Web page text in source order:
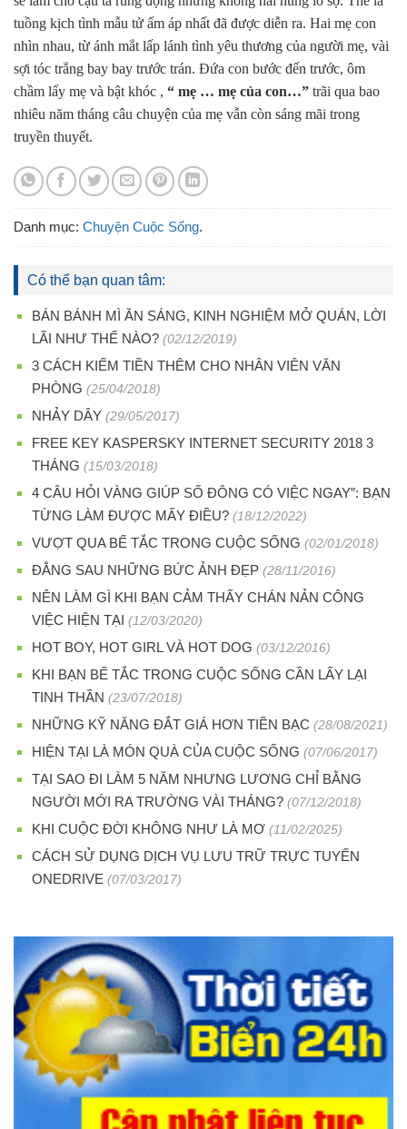
tuồng kịch tình mẫu tử ấm áp nhất đã được diễn ra. Hai mẹ con
nhìn nhau, từ ánh mắt lấp lánh tình yêu thương của người mẹ, vài
sợi tóc trắng bay bay trước trán. Đứa con bước đến trước, ôm
chầm lấy mẹ và bật khóc , “ mẹ … mẹ của con…” trãi qua bao
nhiêu năm tháng câu chuyện của mẹ vẫn còn sáng mãi trong
truyền thuyết.
Danh mục: Chuyện Cuộc Sống.
Có thể bạn quan tâm:
BÁN BÁNH MÌ ĂN SÁNG, KINH NGHIỆM MỞ QUÁN, LỜI
LÃI NHƯ THẾ NÀO? (02/12/2019)
3 CÁCH KIẾM TIỀN THÊM CHO NHÂN VIÊN VĂN
PHÒNG (25/04/2018)
NHẢY DÂY (29/05/2017)
FREE KEY KASPERSKY INTERNET SECURITY 2018 3
THÁNG (15/03/2018)
4 CÂU HỎI VÀNG GIÚP SỐ ĐÔNG CÓ VIỆC NGAY”: BẠN
TỪNG LÀM ĐƯỢC MẤY ĐIỀU? (18/12/2022)
VƯỢT QUA BẾ TẮC TRONG CUỘC SỐNG (02/01/2018)
ĐẰNG SAU NHỮNG BỨC ẢNH ĐẸP (28/11/2016)
NÊN LÀM GÌ KHI BẠN CẢM THẤY CHÁN NẢN CÔNG
VIỆC HIỆN TẠI (12/03/2020)
HOT BOY, HOT GIRL VÀ HOT DOG (03/12/2016)
KHI BẠN BẾ TẮC TRONG CUỘC SỐNG CẦN LẤY LẠI
TINH THẦN (23/07/2018)
NHỮNG KỸ NĂNG ĐẮT GIÁ HƠN TIỀN BẠC (28/08/2021)
HIỆN TẠI LÀ MÓN QUÀ CỦA CUỘC SỐNG (07/06/2017)
TẠI SAO ĐI LÀM 5 NĂM NHƯNG LƯƠNG CHỈ BẰNG
NGƯỜI MỚI RA TRƯỜNG VÀI THÁNG? (07/12/2018)
KHI CUỘC ĐỜI KHÔNG NHƯ LÀ MƠ (11/02/2025)
CÁCH SỬ DỤNG DỊCH VỤ LƯU TRỮ TRỰC TUYẾN
ONEDRIVE (07/03/2017)